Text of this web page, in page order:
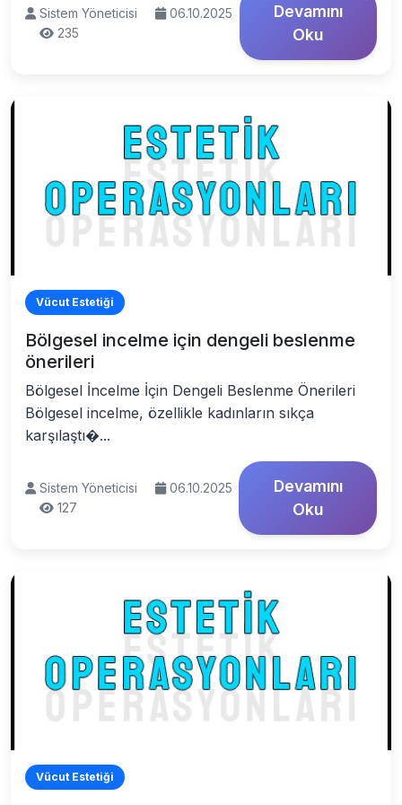
Sistem Yöneticisi
06.10.2025
235
Devamını
Oku
Vücut Estetiği
Bölgesel incelme için dengeli beslenme
önerileri
Bölgesel İncelme İçin Dengeli Beslenme Önerileri
Bölgesel incelme, özellikle kadınların sıkça
karşılaştı�...
Sistem Yöneticisi
06.10.2025
127
Devamını
Oku
Vücut Estetiği